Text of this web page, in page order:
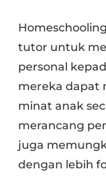
tutor untuk
personal
mereka dapat
minat anak
merancang
juga
dengan lebih